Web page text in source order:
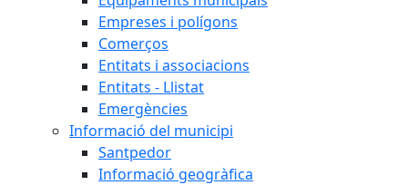
Empreses i polígons
Comerços
Entitats i associacions
Entitats - Llistat
Emergències
Informació del municipi
Santpedor
Informació geogràfica